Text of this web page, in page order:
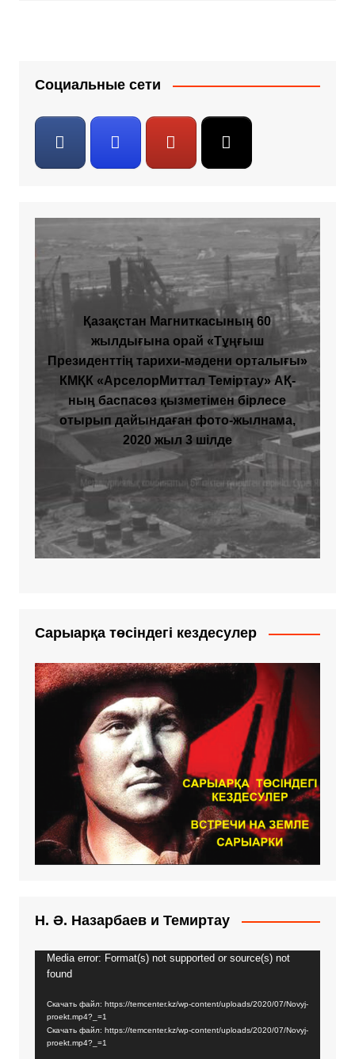
Социальные сети
Қазақстан Магниткасының 60
жылдығына орай «Тұңғыш
Президенттің тарихи-мәдени орталығы»
КМҚК «АрселорМиттал Теміртау» АҚ-
ның баспасөз қызметімен бірлесе
отырып дайындаған фото-жылнама,
2020 жыл 3 шілде
Сарыарқа төсіндегі кездесулер
Н. Ә. Назарбаев и Темиртау
Видеоплеер
Media error: Format(s) not supported or source(s) not
found
Скачать файл: https://temcenter.kz/wp-content/uploads/2020/07/Novyj-
proekt.mp4?_=1
Скачать файл: https://temcenter.kz/wp-content/uploads/2020/07/Novyj-
proekt.mp4?_=1